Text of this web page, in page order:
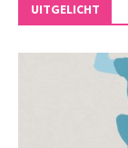
UITGELICHT